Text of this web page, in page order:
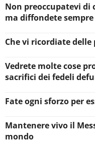
Non preoccupatevi di
ma diffondete
Che vi ricordiate
Vedrete molte cose
sacrifici dei fedeli
Fate ogni sforzo per
Mantenere vivo il
mondo